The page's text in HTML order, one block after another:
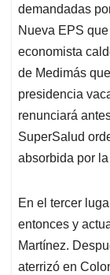
demandadas
Nueva EPS
economista
de Medimás
presidencia
renunciará
SuperSalud
absorbida por
En el tercer
entonces y
Martínez.
aterrizó en